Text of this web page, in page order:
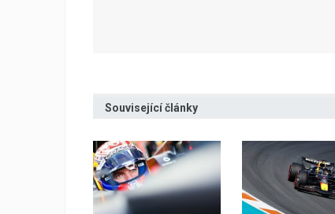
Související články